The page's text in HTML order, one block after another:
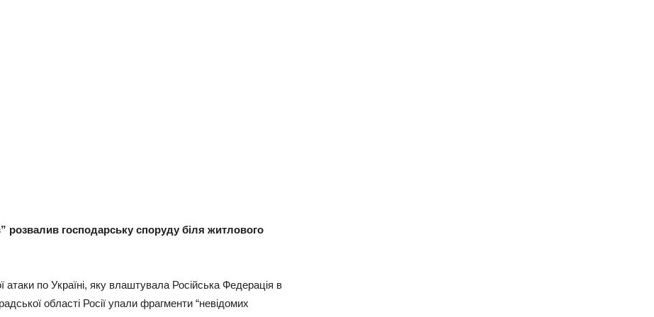
розвалив господарську споруду біля житлового
атаки по Україні, яку влаштувала Російська Федерація в
області Росії упали фрагменти “невідомих